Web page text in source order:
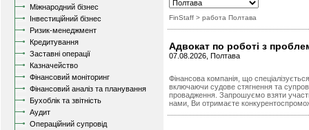
Міжнародний бізнес
Інвестиційний бізнес
Ризик-менеджмент
Кредитування
Заставні операції
Казначейство
Фінансовий моніторинг
Фінансовий аналіз та планування
Бухоблік та звітність
Аудит
Операційний супровід
FinStaff > работа Полтава
Адвокат по роботі з
07.08.2026, Полтава
Фінансова компанія, що
включаючи судове стягнення та
провадження. Запрошуємо взяти
нами, Ви отримаєте